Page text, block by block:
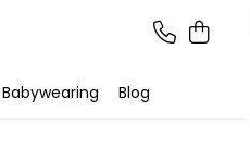
Blog